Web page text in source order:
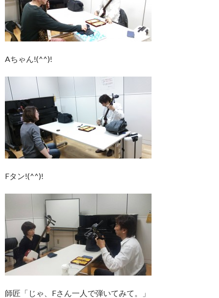
Aちゃん!(^^)!
Fタン!(^^)!
師匠「じゃ、Fさん一人で弾いてみて。」